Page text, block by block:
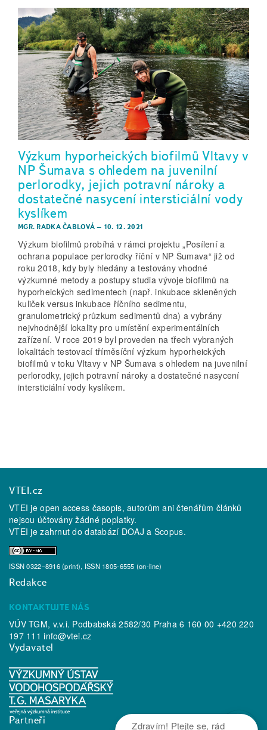
Výzkum hyporheických biofilmů Vltavy v
NP Šumava s ohledem na juvenilní
perlorodky, jejich potravní nároky a
dostatečné nasycení intersticiální vody
kyslíkem
MGR. RADKA ČABLOVÁ – 10. 12. 2021
Výzkum biofilmů probíhá v rámci projektu „Posílení a
ochrana populace perlorodky říční v NP Šumava“ již od
roku 2018, kdy byly hledány a testovány vhodné
výzkumné metody a postupy studia vývoje biofilmů na
hyporheických sedimentech (např. inkubace skleněných
kuliček versus inkubace říčního sedimentu,
granulometrický průzkum sedimentů dna) a vybrány
nejvhodnější lokality pro umístění experimentálních
zařízení. V roce 2019 byl proveden na třech vybraných
lokalitách testovací tříměsíční výzkum hyporheických
biofilmů v toku Vltavy v NP Šumava s ohledem na juvenilní
perlorodky, jejich potravní nároky a dostatečné nasycení
intersticiální vody kyslíkem.
VTEI.cz
VTEI je open access časopis, autorům ani čtenářům článků
nejsou účtovány žádné poplatky.
VTEI je zahrnut do databází DOAJ a Scopus.
ISSN 0322–8916 (print), ISSN 1805-6555 (on-line)
Redakce
KONTAKTUJTE NÁS
VÚV TGM, v.v.i. Podbabská 2582/30 Praha 6 160 00 +420 220
197 111info@vtei.cz
Vydavatel
Partneři Zdravím! Ptejte se, rád